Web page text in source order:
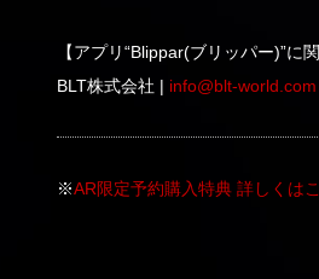
【アプリ“Blippar(ブリッパー)”に
BLT株式会社 | info@blt-world.com
※AR限定予約購入特典 詳しくは